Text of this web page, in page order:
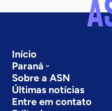
Início
Paraná
Sobre a ASN
Últimas notícias
Entre em contato